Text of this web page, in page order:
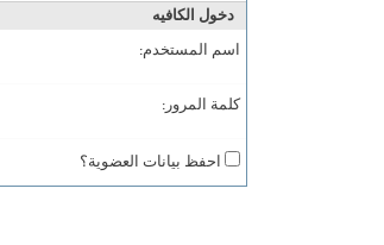
دخول الكافيه
اسم المستخدم:
كلمة المرور:
احفظ بيانات العضوية؟